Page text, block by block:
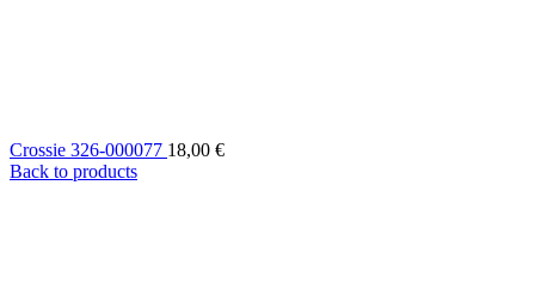
Crossie 326-000077 18,00 €
Back to products